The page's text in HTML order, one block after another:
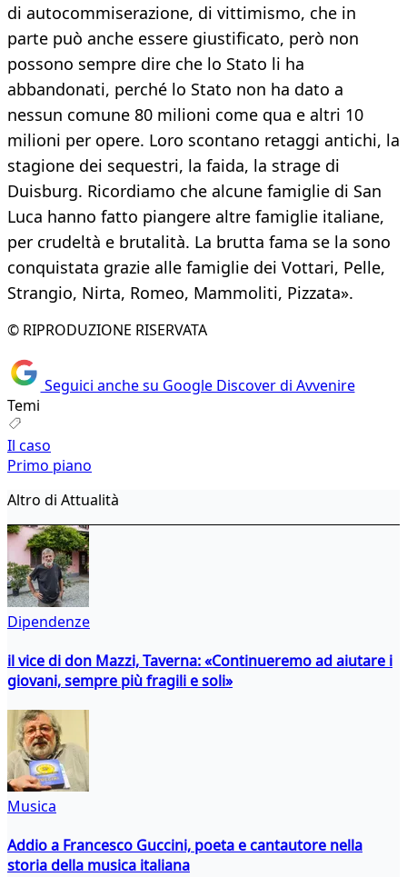
di autocommiserazione, di vittimismo, che in
parte può anche essere giustificato, però non
possono sempre dire che lo Stato li ha
abbandonati, perché lo Stato non ha dato a
nessun comune 80 milioni come qua e altri 10
milioni per opere. Loro scontano retaggi antichi, la
stagione dei sequestri, la faida, la strage di
Duisburg. Ricordiamo che alcune famiglie di San
Luca hanno fatto piangere altre famiglie italiane,
per crudeltà e brutalità. La brutta fama se la sono
conquistata grazie alle famiglie dei Vottari, Pelle,
Strangio, Nirta, Romeo, Mammoliti, Pizzata».
© RIPRODUZIONE RISERVATA
Seguici anche su Google Discover di Avvenire
Temi
Il caso
Primo piano
Altro di Attualità
Dipendenze
il vice di don Mazzi, Taverna: «Continueremo ad aiutare i
giovani, sempre più fragili e soli»
Musica
Addio a Francesco Guccini, poeta e cantautore nella
storia della musica italiana